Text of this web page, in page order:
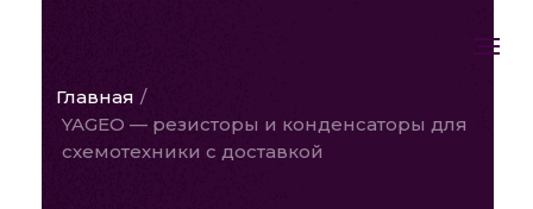
Главная /
YAGEO — резисторы и конденсаторы для
схемотехники с доставкой